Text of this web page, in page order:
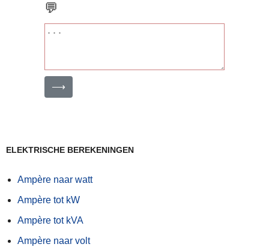
💬
⟶
ELEKTRISCHE BEREKENINGEN
Ampère naar watt
Ampère tot kW
Ampère tot kVA
Ampère naar volt